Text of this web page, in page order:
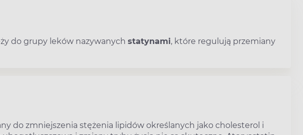
do grupy leków nazywanych statynami, które regulują przemiany
do zmniejszenia stężenia lipidów określanych jako cholesterol i